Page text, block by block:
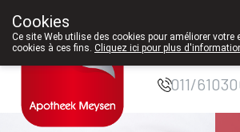
SPRL
011/
Cookies
Ce site Web utilise des cookies pour améliorer
cookies à ces fins. Cliquez ici pour plus